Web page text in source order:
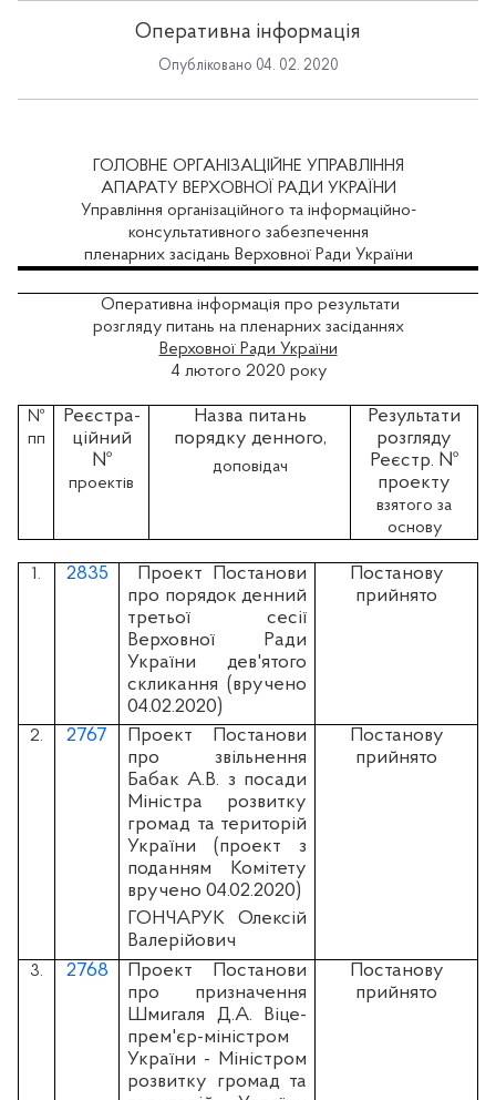
Оперативна інформація
Опубліковано 04. 02. 2020
ГОЛОВНЕ ОРГАНІЗАЦІЙНЕ УПРАВЛІННЯ
АПАРАТУ ВЕРХОВНОЇ РАДИ УКРАЇНИ
Управління організаційного та інформаційно-
консультативного забезпечення
пленарних засідань Верховної Ради України
Оперативна інформація про результати
розгляду питань на пленарних засіданнях
Верховної Ради України
4 лютого 2020 року
№
пп
Реєстра-
ційний
№
проектів
Назва питань
порядку денного,
доповідач
Результати
розгляду
Реєстр. №
проекту
взятого за
основу
1. 2835
Проект Постанови
про порядок денний
третьої сесії
Верховної Ради
України дев'ятого
скликання (вручено
04.02.2020)
Постанову
прийнято
2. 2767
Проект Постанови
про звільнення
Бабак А.В. з посади
Міністра розвитку
громад та територій
України (проект з
поданням Комітету
вручено 04.02.2020)
ГОНЧАРУК Олексій
Валерійович
Постанову
прийнято
3. 2768
Проект Постанови
про призначення
Шмигаля Д.А. Віце-
прем'єр-міністром
України - Міністром
розвитку громад та
Постанову
прийнято